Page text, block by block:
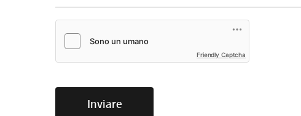
Friendly Captcha
Inviare